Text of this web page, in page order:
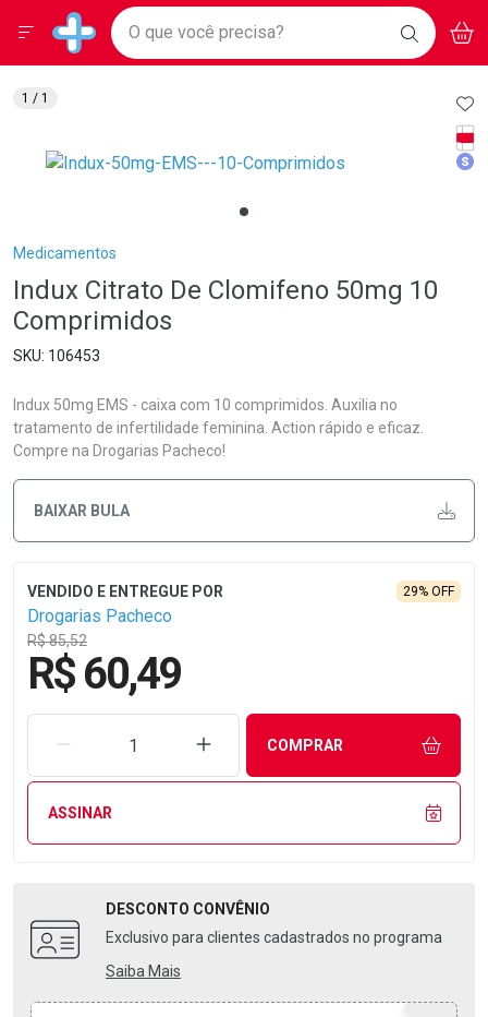
Drogarias Pacheco
Baixe nosso APP e aproveite Ofertas Exclusivas!
BAIXE
O APP
Ir direto para a home
pela página
Ir direto para o conteúdo
Ir direto para a busca
Ir direto para a conta
Ir direto para a notificações
Ir direto para o carrinho
Faça a sua busca
O que você precisa? BUSCAR
Menu
Breadcrumb
Medicamentos
Indux Citrato De Clomifeno 50mg 10
Comprimidos
106453
Indux 50mg EMS - caixa com 10 comprimidos. Auxilia no
tratamento de infertilidade feminina. Action rápido e eficaz.
Compre na Drogarias Pacheco!
BAIXAR BULA
Drogarias Pacheco
R$ 85,52
29% OFF
R$ 60,49
REMOVER UMA UNIDADEAUMENTAR UMA UNIDADE
COMPRAR
ASSINAR
DESCONTO CONVÊNIO
Exclusivo para clientes cadastrados no programa
Saiba Mais
1 / 1